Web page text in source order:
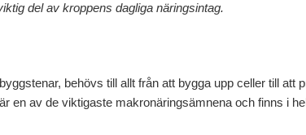
del av kroppens dagliga näringsintag.
behövs till allt från att bygga upp celler till att
en av de viktigaste makronäringsämnena och finns i